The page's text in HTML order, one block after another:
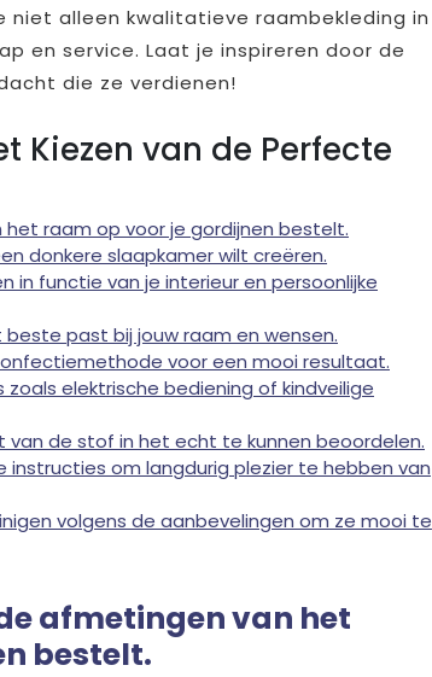
niet alleen kwalitatieve raambekleding in
en service. Laat je inspireren door de
die ze verdienen!
Kiezen van de Perfecte
raam op voor je gordijnen bestelt.
donkere slaapkamer wilt creëren.
in functie van je interieur en persoonlijke
past bij jouw raam en wensen.
voor een mooi resultaat.
elektrische bediening of kindveilige
de stof in het echt te kunnen beoordelen.
om langdurig plezier te hebben van
volgens de aanbevelingen om ze mooi te
afmetingen van het
bestelt.